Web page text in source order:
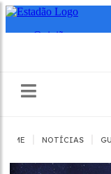
HOME NOTÍCIAS